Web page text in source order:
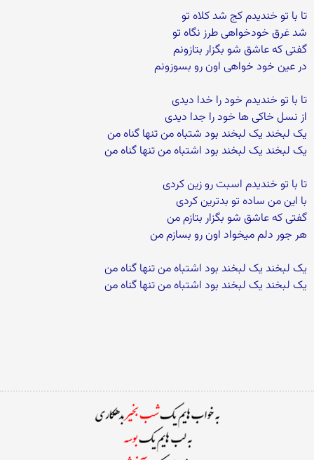
تا با تو خندیدم کج شد کلاه تو
شد غرق خودخواهی طرز نگاه تو
گفتی که عاشق شو بگزار بتازونم
در عین خود خواهی اون رو بسوزونم
تا با تو خندیدم خود را خدا دیدی
از نسل خاکی ها خود را جدا دیدی
یک لبخند یک لبخند بود شتباه من تنها گناه من
یک لبخند یک لبخند بود اشتباه من تنها گناه من
تا با تو خندیدم اسبت رو زین کردی
با این من ساده تو بدترین کردی
گفتی که عاشق شو بگزار بتازم من
هر جور دلم میخواد اون رو بسازم من
یک لبخند یک لبخند بود اشتباه من تنها گناه من
یک لبخند یک لبخند بود اشتباه من تنها گناه من